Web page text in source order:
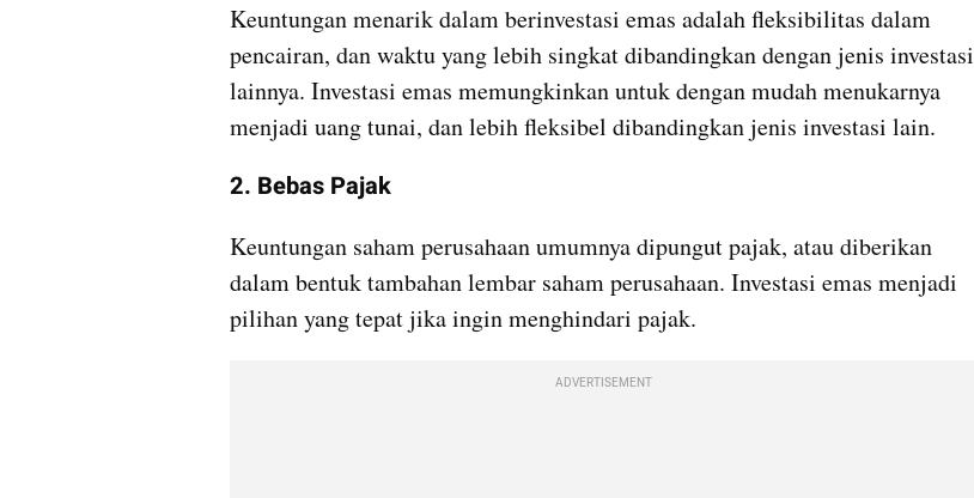
Keuntungan menarik dalam berinvestasi emas adalah fleksibilitas dalam
pencairan, dan waktu yang lebih singkat dibandingkan dengan jenis investasi
lainnya. Investasi emas memungkinkan untuk dengan mudah menukarnya
menjadi uang tunai, dan lebih fleksibel dibandingkan jenis investasi lain.
2. Bebas Pajak
Keuntungan saham perusahaan umumnya dipungut pajak, atau diberikan
dalam bentuk tambahan lembar saham perusahaan. Investasi emas menjadi
pilihan yang tepat jika ingin menghindari pajak.
ADVERTISEMENT